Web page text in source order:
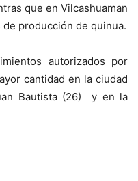
que en Vilcashuaman
producción de quinua.
autorizados por
cantidad en la ciudad
Bautista (26) y en la